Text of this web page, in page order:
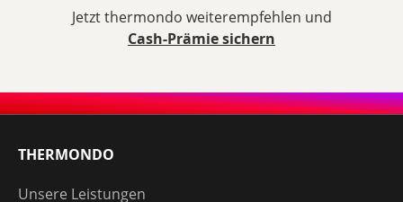
Jetzt thermondo weiterempfehlen und
Cash-Prämie sichern
THERMONDO
Unsere Leistungen